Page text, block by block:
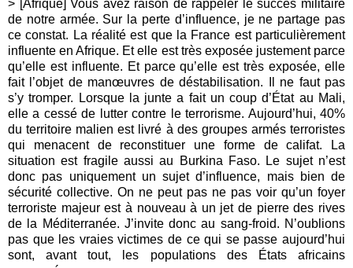
> [Afrique] Vous avez raison de rappeler le succès militaire
de notre armée. Sur la perte d’influence, je ne partage pas
ce constat. La réalité est que la France est particulièrement
influente en Afrique. Et elle est très exposée justement parce
qu’elle est influente. Et parce qu’elle est très exposée, elle
fait l’objet de manœuvres de déstabilisation. Il ne faut pas
s’y tromper. Lorsque la junte a fait un coup d’État au Mali,
elle a cessé de lutter contre le terrorisme. Aujourd’hui, 40%
du territoire malien est livré à des groupes armés terroristes
qui menacent de reconstituer une forme de califat. La
situation est fragile aussi au Burkina Faso. Le sujet n’est
donc pas uniquement un sujet d’influence, mais bien de
sécurité collective. On ne peut pas ne pas voir qu’un foyer
terroriste majeur est à nouveau à un jet de pierre des rives
de la Méditerranée. J’invite donc au sang-froid. N’oublions
pas que les vraies victimes de ce qui se passe aujourd’hui
sont, avant tout, les populations des États africains